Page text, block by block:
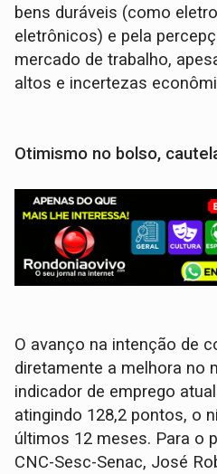
bens duráveis (como
eletrônicos) e pela
mercado de trabalho,
altos e incertezas
Otimismo no bolso,
O avanço na intenção de
diretamente a melhora no
indicador de emprego
atingindo 128,2 pontos, o
últimos 12 meses. Para o
CNC-Sesc-Senac, José